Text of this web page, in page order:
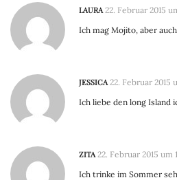
LAURA 22. Februar 2015
Ich mag Mojito, aber
JESSICA 22. Februar 2015
Ich liebe den long Island
ZITA 22. Februar 2015 um
Ich trinke im Sommer